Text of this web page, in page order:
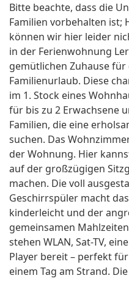
Bitte beachte, dass die
Familien vorbehalten
können wir hier leider
in der Ferienwohnung
gemütlichen Zuhause
Familienurlaub. Diese
im 1. Stock eines
für bis zu 2 Erwachsene
Familien, die eine
suchen. Das
der Wohnung. Hier
auf der großzügigen
machen. Die voll
Geschirrspüler macht
kinderleicht und der
gemeinsamen
stehen WLAN, Sat-TV,
Player bereit – perfekt
einem Tag am Strand.